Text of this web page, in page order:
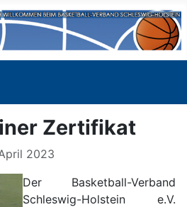
Zertifikat
2023
Der Basketball-Verband
Schleswig-Holstein e.V.